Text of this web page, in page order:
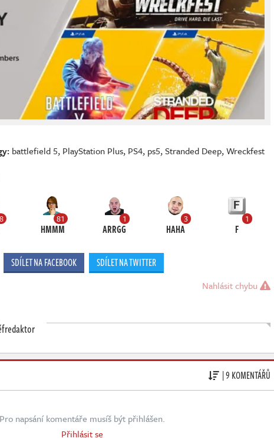
battlefield 5, PlayStation Plus, PS4, ps5,Stranded Deep,Wreckfest
81
HMMM
1
ARRGG
3
HAHA
1
F
SDÍLET NA FACEBOOK SDÍLET NA TWITTER
Nahlásit chybu
| 9 KOMENTÁŘŮ
Pro napsání komentáře musíš být přihlášen.
Přihlásit se